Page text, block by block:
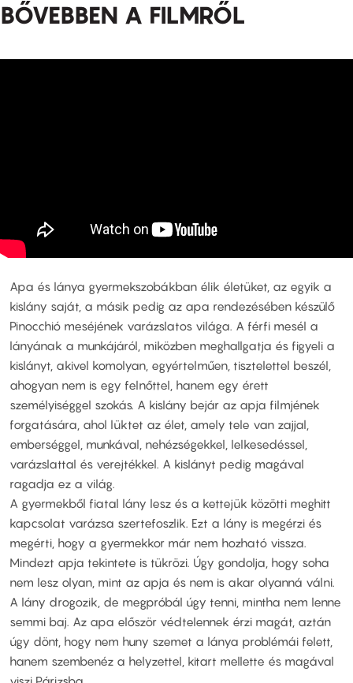
BŐVEBBEN A FILMRŐL
Apa és lánya gyermekszobákban élik életüket, az egyik a
kislány saját, a másik pedig az apa rendezésében készülő
Pinocchió meséjének varázslatos világa. A férfi mesél a
lányának a munkájáról, miközben meghallgatja és figyeli a
kislányt, akivel komolyan, egyértelműen, tisztelettel beszél,
ahogyan nem is egy felnőttel, hanem egy érett
személyiséggel szokás. A kislány bejár az apja filmjének
forgatására, ahol lüktet az élet, amely tele van zajjal,
emberséggel, munkával, nehézségekkel, lelkesedéssel,
varázslattal és verejtékkel. A kislányt pedig magával
ragadja ez a világ.
A gyermekből fiatal lány lesz és a kettejük közötti meghitt
kapcsolat varázsa szertefoszlik. Ezt a lány is megérzi és
megérti, hogy a gyermekkor már nem hozható vissza.
Mindezt apja tekintete is tükrözi. Úgy gondolja, hogy soha
nem lesz olyan, mint az apja és nem is akar olyanná válni.
A lány drogozik, de megpróbál úgy tenni, mintha nem lenne
semmi baj. Az apa először védtelennek érzi magát, aztán
úgy dönt, hogy nem huny szemet a lánya problémái felett,
hanem szembenéz a helyzettel, kitart mellette és magával